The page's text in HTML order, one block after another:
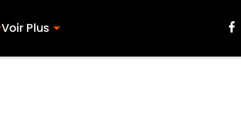
Voir Plus